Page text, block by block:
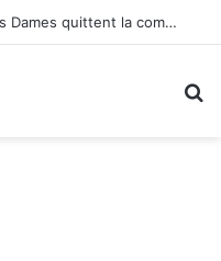
CAN féminine 2026 : les Etalons Dames quittent la compétition